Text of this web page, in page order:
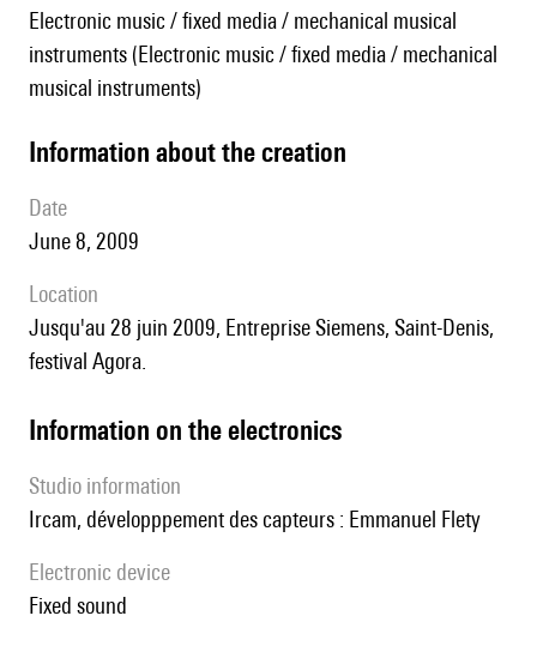
Electronic music / fixed media / mechanical musical
instruments (Electronic music / fixed media / mechanical
musical instruments)
information about the creation
date
June 8, 2009
location
jusqu'au 28 juin 2009, Entreprise Siemens, Saint-Denis,
festival Agora.
Information on the electronics
Studio information
Ircam, développpement des capteurs : Emmanuel Flety
Electronic device
fixed sound